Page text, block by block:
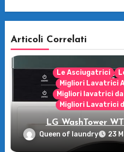
Articoli Correlati
Le Asciugatrici
Migliori Lavatrici
Migliori lavatrici da
Migliori Lavatrici
LG WashTower
rivoluzione intelligente
Queen of laundry 23